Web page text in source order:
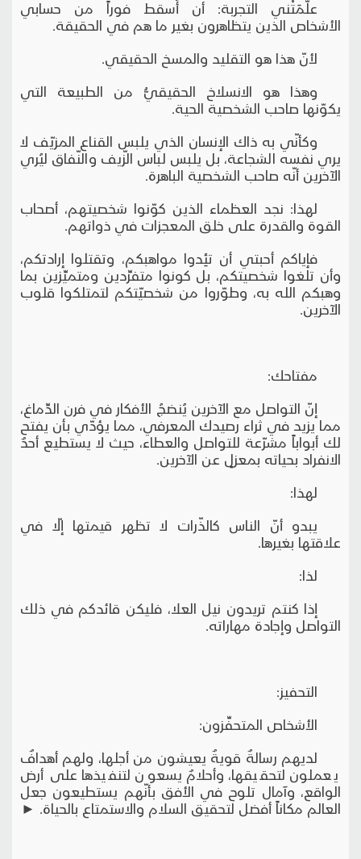
علّمَتْني التجربة: أن أُسقط فوراً من حسابي
الأشخاص الذين يتظاهرون بغير ما هم في الحقيقة.
لأنّ هذا هو التقليد والمسخ الحقيقي.
وهذا هو الانسلاخ الحقيقيُّ من الطبيعة التي
يكوّنها صاحب الشخصية الحية.
وكأنّي به ذاك الإنسان الذي يلبس القناع المزيّف لا
يري نفسه الشجاعة، بل يلبس لباس الزّيف والنّفاق ليُري
الآخرين أنّه صاحب الشخصية الباهرة.
لهذا: نجد العظماء الذين كوّنوا شخصيتهم، أصحاب
القوة والقدرة على خلق المعجزات في ذواتهم.
فإياكم أحبتي أن تئِدوا مواهبكم، وتقتلوا إرادتكم،
وأن تلغوا شخصيتكم، بل كونوا متفرِّدين ومتميِّزين بما
وهبكم الله به، وطوّروا من شخصيّتكم لتمتلكوا قلوب
الآخرين.
مفتاحك:
إنّ التواصل مع الآخرين يُنضجُ الأفكار في فرن الدِّماغ،
مما يزيد في ثراء رصيدك المعرفي، مما يؤدّي بأن يفتح
لك أبواباً مشرّعة للتواصل والعطاء، حيث لا يستطيع أحدٌ
الانفراد بحياته بمعزلٍ عن الآخرين.
لهذا:
يبدو أنّ الناس كالذّرات لا تظهر قيمتها إلّا في
علاقتها بغيرها.
لذا:
إذا كنتم تريدون نيل العلا، فليكن قائدكم في ذلك
التواصل وإجادة مهاراته.
التحفيز:
الأشخاص المتحفِّزون:
لديهم رسالةٌ قويةٌ يعيشون من أجلها، ولهم أهدافٌ
يعملون لتحقيقها، وأحلامٌ يسعون لتنفيذها على أرض
الواقع، وآمال تلوح في الأفق بأنّهم يستطيعون جعل
العالم مكاناً أفضل لتحقيق السلام والاستمتاع بالحياة. ►